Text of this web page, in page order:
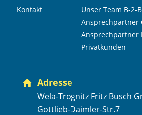
Kontakt
Unser Team B-2-B
Ansprechpartner
Ansprechpartner
Privatkunden
Adresse
Wela-Trognitz Fritz Busch
Gottlieb-Daimler-Str.7